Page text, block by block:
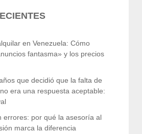
en Venezuela: Cómo
fantasma» y los precios
que decidió que la falta de
era una respuesta aceptable:
errores: por qué la asesoría al
marca la diferencia